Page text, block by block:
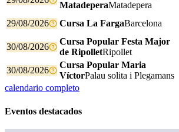
MatadeperaMatadepera
29/08/2026
Cursa La FargaBarcelona
30/08/2026
Cursa Popular Festa Major
de RipolletRipollet
30/08/2026
Cursa Popular Maria
VíctorPalau solita i Plegamans
calendario completo
Eventos destacados